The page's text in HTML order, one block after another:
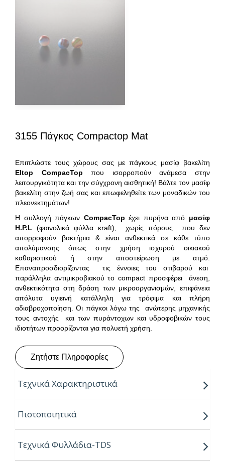
3155 Πάγκος Compactop Mat
Επιπλώστε τους χώρους σας με πάγκους μασίφ βακελίτη
Eltop CompacTop που ισορροπούν ανάμεσα στην
λειτουργικότητα και την σύγχρονη αισθητική! Βάλτε τον μασίφ
βακελίτη στην ζωή σας και επωφεληθείτε των μοναδικών του
πλεονεκτημάτων!
Η συλλογή πάγκων CompacTop έχει πυρήνα από μασίφ
H.P.L (φαινολικά φύλλα κraft), χωρίς πόρους που δεν
απορροφούν βακτήρια & είναι ανθεκτικά σε κάθε τύπο
απολύμανσης όπως στην χρήση ισχυρού οικιακού
καθαριστικού ή στην αποστείρωση με ατμό.
Επαναπροσδιορίζοντας τις έννοιες του στιβαρού και
παράλληλα αντιμικροβιακού το compact προσφέρει άνεση,
ανθεκτικότητα στη δράση των μικροοργανισμών, επιφάνεια
απόλυτα υγιεινή κατάλληλη για τρόφιμα και πλήρη
αδιαβροχοποίηση. Οι πάγκοι λόγω της ανώτερης μηχανικής
τους αντοχής και των πυράντοχων και υδροφοβικών τους
ιδιοτήτων προορίζονται για πολυετή χρήση.
Ζητήστε Πληροφορίες
Τεχνικά Χαρακτηριστικά
Παραγόμενα πάχη:
Παραγόμενο μήκος:4.20m
Παραγόμενα πλάτη:0.60, 0.64 & 0.80
Πιστοποιητικά
Τεχνικά Φυλλάδια-TDS